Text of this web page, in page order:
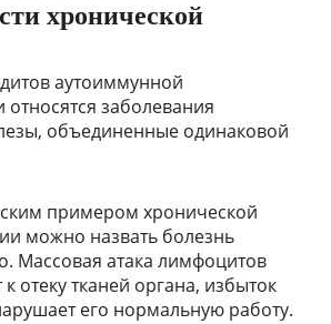
хронической
аутоиммунной
заболевания
объединенные одинаковой
примером хронической
можно назвать болезнь
Массовая атака лимфоцитов
отеку тканей органа, избыток
его нормальную работу.